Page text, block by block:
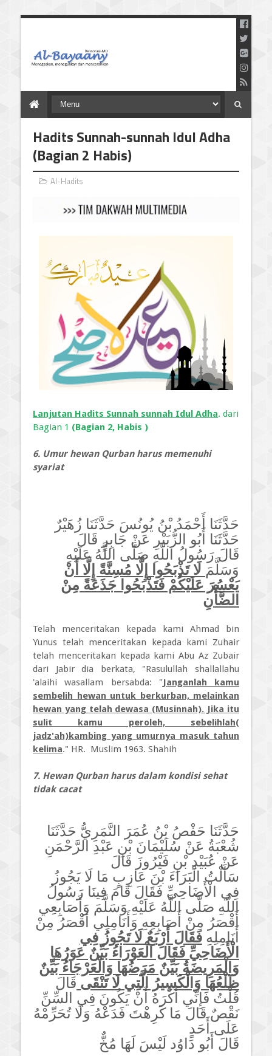
dan Mencerahkan
Hadits Sunnah-sunnah Idul Adha
(Bagian 2 Habis)
Al-Hadits
Lanjutan Hadits Sunnah sunnah Idul Adha. dari
Bagian 1 (Bagian 2, Habis )
6. Umur hewan Qurban harus memenuhi
syariat
حَدَّثَنَا أَحْمَدُ بْنُ يُونُسَ حَدَّثَنَا زُهَيْرٌ
حَدَّثَنَا أَبُو الزُّبَيْرِ عَنْ جَابِرٍ قَالَ
قَالَ رَسُولُ اللَّهِ صَلَّى اللَّهُ عَلَيْهِ
وَسَلَّمَ لَا تَذْبَحُوا إِلَّا مُسِنَّةً إِلَّا أَنْ
يَعْسُرَ عَلَيْكُمْ فَتَذْبَحُوا جَذَعَةً مِنْ
الضَّأْنِ
Telah menceritakan kepada kami Ahmad bin
Yunus telah menceritakan kepada kami Zuhair
telah menceritakan kepada kami Abu Az Zubair
dari Jabir dia berkata, "Rasulullah shallallahu
'alaihi wasallam bersabda: "Janganlah kamu
sembelih hewan untuk berkurban, melainkan
hewan yang telah dewasa (Musinnah). Jika itu
sulit kamu peroleh, sebelihlah(
jadz'ah)kambing yang umurnya masuk tahun
kelima." HR. Muslim 1963. Shahih
7. Hewan Qurban harus dalam kondisi sehat
tidak cacat
حَدَّثَنَا حَفْصُ بْنُ عُمَرَ النَّمَرِيُّ حَدَّثَنَا
شُعْبَةُ عَنْ سُلَيْمَانَ بْنِ عَبْدِ الرَّحْمَنِ
عَنْ عُبَيْدِ بْنِ فَيْرُوزَ قَالَ
سَأَلْتُ الْبَرَاءَ بْنَ عَازِبٍ مَا لَا يَجُوزُ
فِي الْأَضَاحِيِّ فَقَالَ قَامَ فِينَا رَسُولُ
اللَّهِ صَلَّى اللَّهُ عَلَيْهِ وَسَلَّمَ وَأَصَابِعِي
أَقْصَرُ مِنْ أَصَابِعِهِ وَأَنَامِلِي أَقْصَرُ مِنْ
أَنَامِلِهِ فَقَالَ أَرْبَعٌ لَا تَجُوزُ فِي
الْأَضَاحِيِّ فَقَالَ الْعَوْرَاءُ بَيِّنٌ عَوَرُهَا
وَالْمَرِيضَةُ بَيِّنٌ مَرَضُهَا وَالْعَرْجَاءُ بَيِّنٌ
ظَلْعُهَا وَالْكَسِيرُ الَّتِي لَا تَنْقَى قَالَ
قُلْتُ فَإِنِّي أَكْرَهُ أَنْ يَكُونَ فِي السِّنِّ
نَقْصٌ قَالَ مَا كَرِهْتَ فَدَعْهُ وَلَا تُحَرِّمْهُ
عَلَى أَحَدٍ
قَالَ أَبُو دَاوُد لَيْسَ لَهَا مُخٌّ